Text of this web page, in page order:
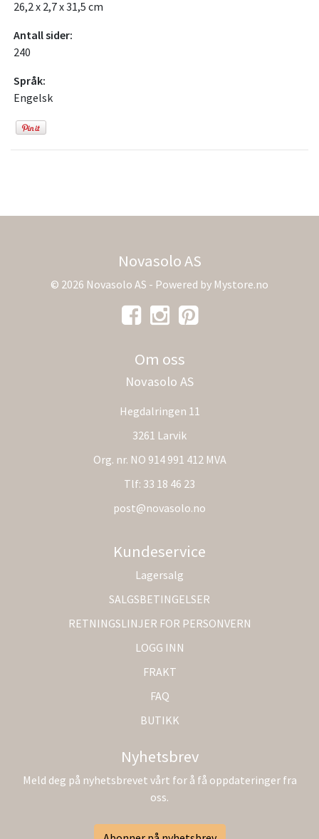
26,2 x 2,7 x 31,5 cm
Antall sider:
240
Språk:
Engelsk
Novasolo AS
© 2026 Novasolo AS - Powered by Mystore.no
Om oss
Novasolo AS
Hegdalringen 11
3261 Larvik
Org. nr. NO 914 991 412 MVA
Tlf: 33 18 46 23
post@novasolo.no
Kundeservice
Lagersalg
SALGSBETINGELSER
RETNINGSLINJER FOR PERSONVERN
LOGG INN
FRAKT
FAQ
BUTIKK
Nyhetsbrev
Meld deg på nyhetsbrevet vårt for å få oppdateringer fra
oss.